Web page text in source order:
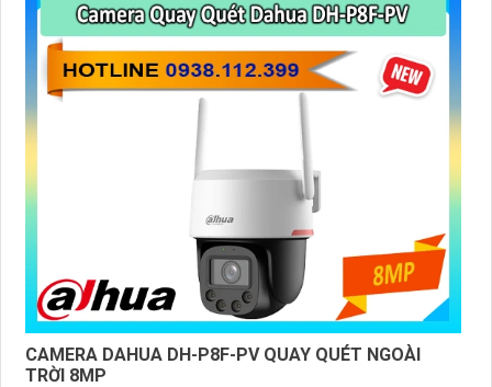
CAMERA DAHUA DH-P8F-PV QUAY QUÉT NGOÀI
TRỜI 8MP